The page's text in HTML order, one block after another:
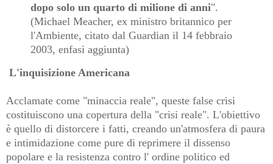
dopo solo un quarto di milione di anni".
(Michael Meacher, ex ministro britannico per
l'Ambiente, citato dal Guardian il 14 febbraio
2003, enfasi aggiunta)
L'inquisizione Americana
Acclamate come "minaccia reale", queste false crisi
costituiscono una copertura della "crisi reale". L'obiettivo
è quello di distorcere i fatti, creando un'atmosfera di paura
e intimidazione come pure di reprimere il dissenso
popolare e la resistenza contro l' ordine politico ed